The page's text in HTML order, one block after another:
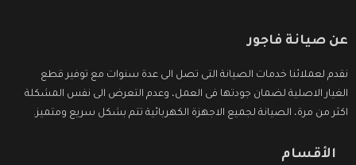
عن صيانة فاجور
نقدم لعملائنا خدمات الصيانة التى تصل الى عدة سنوات مع توفير قطع
الغيار الاصلية لضمان جودتها فى العمل، وعدم التعرض الى نفس المشكلة
اكثر من مرة، الصيانة لجميع الاجهزة الكهربائية تتم بشكل سريع ومتميز.
الأقسام